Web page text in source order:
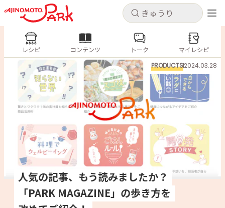
キャンセル
ログインするとレシピを保存できます
ログイン 新規登録
コンテンツ
レシピ
トーク
キャンセル
レシピ コンテンツ
人気の食材・レシピ
なす トマト
とうもろこし
ピーマン
みょうが ゴーヤ
レシピ コンテンツ トーク マイレシピ
人気の記事、もう読みましたか？
「PARK MAGAZINE」の歩き方を
PRODUCTS2024.03.28